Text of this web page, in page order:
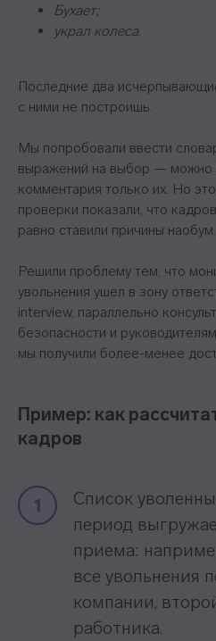
Бухает;
украл колеса.
Последние два
с ними не построишь.
Мы попробовали ввести
выражений на выбор — можно
комментария только их. Но
проверки показали, что
равно ставили причины наобум.
Решили проблему тем, что
увольнения ушел в зону
interview, параллельно
безопасности и
мы получили более-менее
Пример: как
кадров
1
Список
период
приема:
все увольнения
компании,
работника.
Контакты
sales@top-career.ru
+7 495 369 56 15